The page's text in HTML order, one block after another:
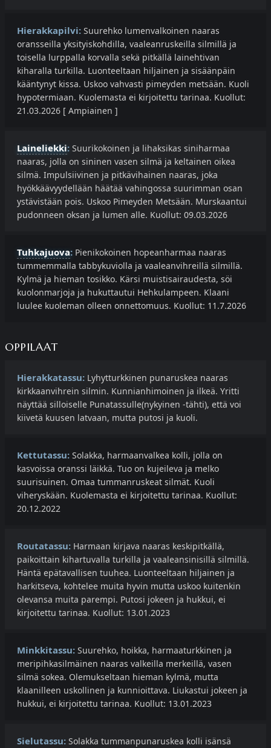
Hierakkapilvi: Suurehko lumenvalkoinen naaras
oransseilla yksityiskohdilla, vaaleanruskeilla silmillä ja
toisella lurppalla korvalla sekä pitkällä lainehtivan
kiharalla turkilla. Luonteeltaan hiljainen ja sisäänpäin
kääntynyt kissa. Uskoo vahvasti pimeyden metsään. Kuoli
hypotermiaan. Kuolemasta ei kirjoitettu tarinaa. Kuollut:
21.03.2026 [ Ampiainen ]
Laineliekki: Suurikokoinen ja lihaksikas siniharmaa
naaras, jolla on sininen vasen silmä ja keltainen oikea
silmä. Impulsiivinen ja pitkävihainen naaras, joka
hyökkäävyydellään häätää vahingossa suurimman osan
ystävistään pois. Uskoo Pimeyden Metsään. Murskaantui
pudonneen oksan ja lumen alle. Kuollut: 09.03.2026
Tuhkajuova: Pienikokoinen hopeanharmaa naaras
tummemmalla tabbykuviolla ja vaaleanvihreillä silmillä.
Kylmä ja hieman tosikko. Kärsi muistisairaudesta, söi
kuolonmarjoja ja hukuttautui Hehkulampeen. Klaani
luulee kuoleman olleen onnettomuus. Kuollut: 11.7.2026
OPPILAAT
Hierakkatassu: Lyhytturkkinen punaruskea naaras
kirkkaanvihrein silmin. Kunnianhimoinen ja ilkeä. Yritti
näyttää silloiselle Punatassulle(nykyinen -tähti), että voi
kiivetä kuusen latvaan, mutta putosi ja kuoli.
Kettutassu: Solakka, harmaanvalkea kolli, jolla on
kasvoissa oranssi läikkä. Tuo on kujeileva ja melko
suurisuinen. Omaa tummanruskeat silmät. Kuoli
viheryskään. Kuolemasta ei kirjoitettu tarinaa. Kuollut:
20.12.2022
Routatassu: Harmaan kirjava naaras keskipitkällä,
paikoittain kihartuvalla turkilla ja vaaleansinisillä silmillä.
Häntä epätavallisen tuuhea. Luonteeltaan hiljainen ja
harkitseva, kohtelee muita hyvin mutta uskoo kuitenkin
olevansa muita parempi. Putosi jokeen ja hukkui, ei
kirjoitettu tarinaa. Kuollut: 13.01.2023
Minkkitassu: Suurehko, hoikka, harmaaturkkinen ja
meripihkasilmäinen naaras valkeilla merkeillä, vasen
silmä sokea. Olemukseltaan hieman kylmä, mutta
klaanilleen uskollinen ja kunnioittava. Liukastui jokeen ja
hukkui, ei kirjoitettu tarinaa. Kuollut: 13.01.2023
Sielutassu: Solakka tummanpunaruskea kolli isänsä